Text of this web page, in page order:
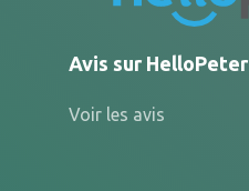
Avis sur HelloPeter
Voir les avis